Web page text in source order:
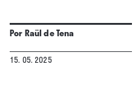
PorRaül de Tena
15. 05. 2025